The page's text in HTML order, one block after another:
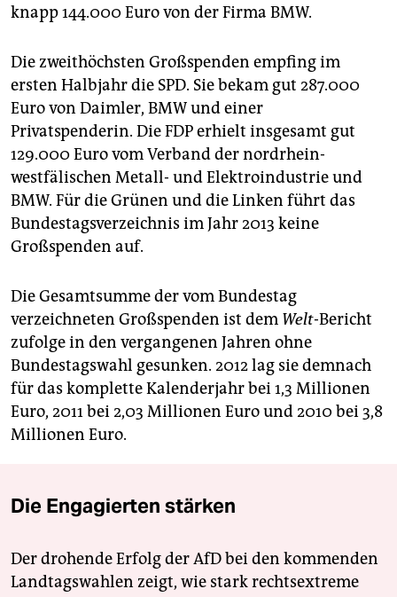
knapp 144.000 Euro von der Firma BMW.
Die zweithöchsten Großspenden empfing im
ersten Halbjahr die SPD. Sie bekam gut 287.000
Euro von Daimler, BMW und einer
Privatspenderin. Die FDP erhielt insgesamt gut
129.000 Euro vom Verband der nordrhein-
westfälischen Metall- und Elektroindustrie und
BMW. Für die Grünen und die Linken führt das
Bundestagsverzeichnis im Jahr 2013 keine
Großspenden auf.
Die Gesamtsumme der vom Bundestag
verzeichneten Großspenden ist dem Welt-Bericht
zufolge in den vergangenen Jahren ohne
Bundestagswahl gesunken. 2012 lag sie demnach
für das komplette Kalenderjahr bei 1,3 Millionen
Euro, 2011 bei 2,03 Millionen Euro und 2010 bei 3,8
Millionen Euro.
Die Engagierten stärken
Der drohende Erfolg der AfD bei den kommenden
Landtagswahlen zeigt, wie stark rechtsextreme